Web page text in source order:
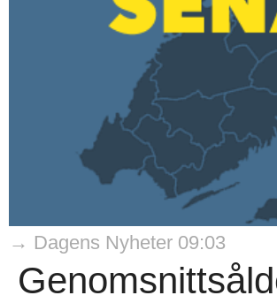
→ Dagens Nyheter 09:03